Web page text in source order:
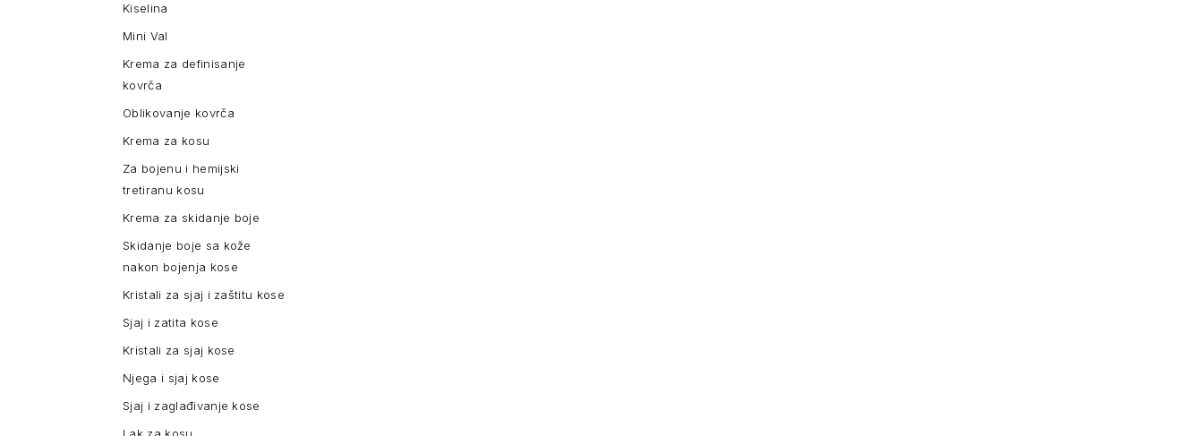
Kiselina
Mini Val
Krema za definisanje
kovrča
Oblikovanje kovrča
Krema za kosu
Za bojenu i hemijski
tretiranu kosu
Krema za skidanje boje
Skidanje boje sa kože
nakon bojenja kose
Kristali za sjaj i zaštitu kose
Sjaj i zatita kose
Kristali za sjaj kose
Njega i sjaj kose
Sjaj i zaglađivanje kose